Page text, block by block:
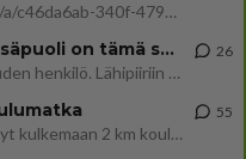
https://www.iltalehti.fi/viihdeuutiset/a/c46da6ab-340f-4790-aaa7-0865eed2336 Yrityksen konkurssihakemus on tullut kärä
Tiesitkö? Martina Aitolehden isäpuoli on tämä suosittu laulaja
Martina Aitolehti on seurattu julkisuuden henkilö. Lähipiiriin mahtuu muitakin tunnettuja henkilöitä. Tiesitkö, että Ma
26
Hesarissa päivitellään lapset joutuu nyt kulkemaan 2 km kouluun jösses. Ruostefillarilla tuo matka menee vaikka miten äk
55